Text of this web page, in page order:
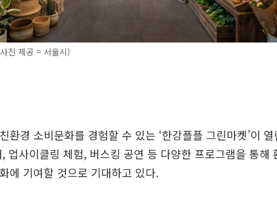
진 제공 = 서울시)
환경 소비문화를 경험할 수 있는 ‘한강플플 그린마켓’이
업사이클링 체험, 버스킹 공연 등 다양한 프로그램을 통해
에 기여할 것으로 기대하고 있다.